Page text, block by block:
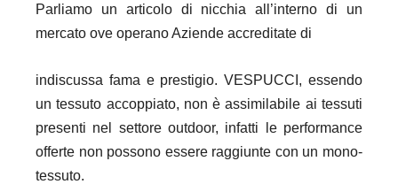
Parliamo un articolo di nicchia all’interno di un
mercato ove operano Aziende accreditate di
indiscussa fama e prestigio.VESPUCCI, essendo
un tessuto accoppiato, non è assimilabile ai tessuti
presenti nel settore outdoor, infatti le performance
offerte non possono essere raggiunte con un mono-
tessuto.